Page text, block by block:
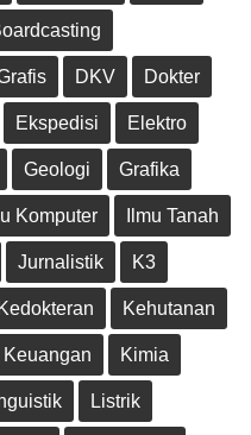
DKV Dokter
Ekspedisi Elektro
Geologi Grafika
Komputer Ilmu Tanah
Jurnalistik K3
Kedokteran Kehutanan
Keuangan Kimia
Listrik